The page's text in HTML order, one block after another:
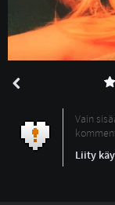
Vain
Liity